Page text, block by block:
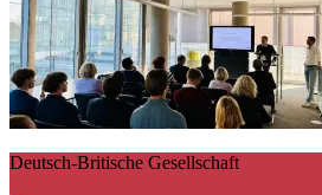
Deutsch-Britische Gesellschaft